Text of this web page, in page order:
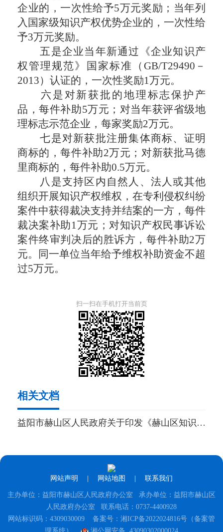
企业的，一次性给予5万元奖励；当年列
入国家级知识产权优势企业的，一次性给
予3万元奖励。
五是企业当年新通过《企业知识产
权管理规范》国家标准（GB/T29490－
2013）认证的，一次性奖励1万元。
六是对新获批的地理标志保护产
品，每件补助5万元；对当年获评省级地
理标志示范企业，每家奖励2万元。
七是对新获批注册集体商标、证明
商标的，每件补助2万元；对新获批马德
里商标的，每件补助0.5万元。
八是支持区内自然人、法人或其他
组织开展知识产权维权，在专利侵权纠纷
案件中获得裁决支持并结案的一方，每件
裁决案补助1万元；对知识产权民事诉讼
案件终审判决后的胜诉方，每件补助2万
元。同一单位当年给予维权补助资金不超
过5万元。
扫一扫在手机打开当前页
相关文档
益阳市赫山区人民政府关于印发《赫山区知识产权扶持奖励办法》的通知
网站声明 网站地图 联系我们
主办单位：益阳市赫山区人民政府办公室 承办单位：益阳市赫山区
人民政府办公室 联系电话：0737-4400928
网站标识码：4309030009 备案号：湘ICP备2022024816号（备案管